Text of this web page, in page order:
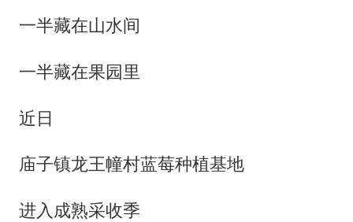
一半藏在山水间
一半藏在果园里
近日
庙子镇龙王幢村蓝莓种植基地
进入成熟采收季